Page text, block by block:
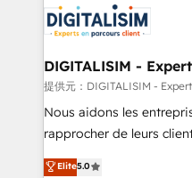
team of 25+ experts Contact us today to help you
get more from your
Implementation
drive your business forward. Since 2015 we
dedicated to HubSpot
team (50+), we work
B2B sectors such as
business services. We
impact of your digital
DIGITALISIM -
提供元：DIGITALISIM -
Nous aidons les
rapprocher de leurs
DIGITALISIM, nous
Elite5.0